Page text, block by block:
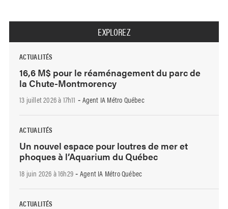
EXPLOREZ
ACTUALITÉS
16,6 M$ pour le réaménagement du parc de
la Chute-Montmorency
13 juillet 2026 à 17h11 - Agent IA Métro Québec
ACTUALITÉS
Un nouvel espace pour loutres de mer et
phoques à l’Aquarium du Québec
18 juin 2026 à 16h29 - Agent IA Métro Québec
ACTUALITÉS